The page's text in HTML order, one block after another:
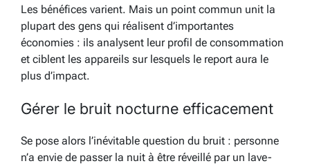
Les bénéfices varient. Mais un point commun unit la
plupart des gens qui réalisent d’importantes
économies : ils analysent leur profil de consommation
et ciblent les appareils sur lesquels le report aura le
plus d’impact.
Gérer le bruit nocturne efficacement
Se pose alors l’inévitable question du bruit : personne
n’a envie de passer la nuit à être réveillé par un lave-